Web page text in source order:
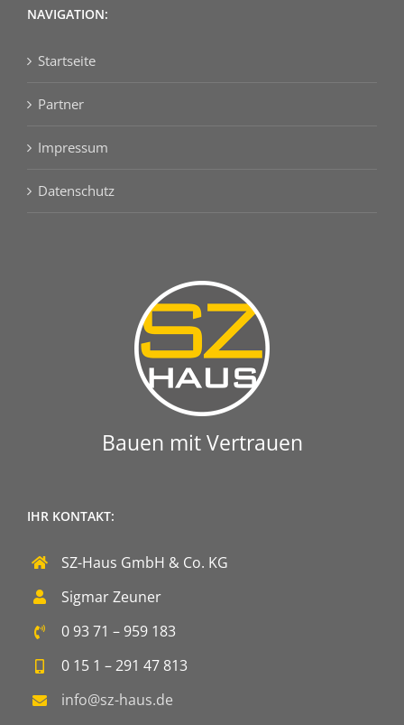
NAVIGATION:
Startseite
Partner
Impressum
Datenschutz
Bauen mit Vertrauen
IHR KONTAKT:
SZ-Haus GmbH & Co. KG
Sigmar Zeuner
0 93 71 – 959 183
0 15 1 – 291 47 813
info@sz-haus.de